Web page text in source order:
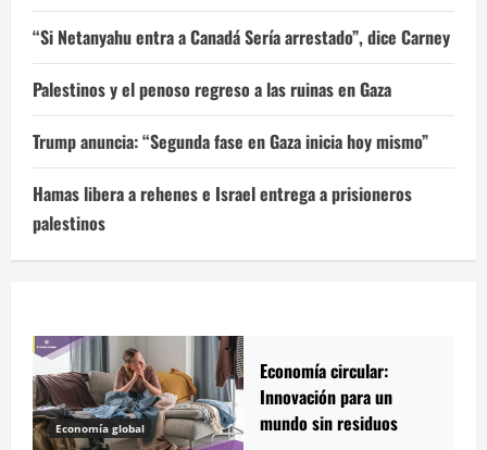
“Si Netanyahu entra a Canadá Sería arrestado”, dice Carney
Palestinos y el penoso regreso a las ruinas en Gaza
Trump anuncia: “Segunda fase en Gaza inicia hoy mismo”
Hamas libera a rehenes e Israel entrega a prisioneros
palestinos
Economía global
Economía circular:
Innovación para un
mundo sin residuos